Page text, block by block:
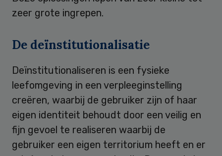
zeer grote ingrepen.
De deïnstitutionalisatie
Deïnstitutionaliseren is een fysieke
leefomgeving in een verpleeginstelling
creëren, waarbij de gebruiker zijn of haar
eigen identiteit behoudt door een veilig en
fijn gevoel te realiseren waarbij de
gebruiker een eigen territorium heeft en er